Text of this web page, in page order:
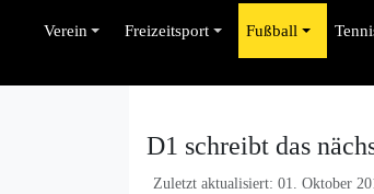
Verein Freizeitsport Fußball
D1 schreibt das
Zuletzt aktualisiert: 01. Oktober